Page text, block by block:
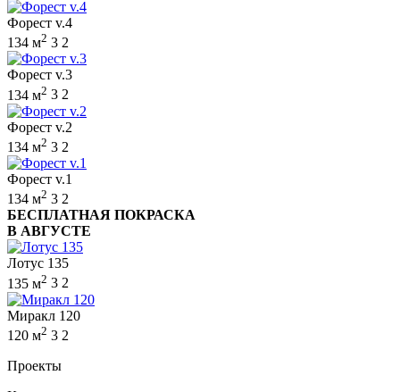
Форест v.4
134 м2 3 2
Форест v.3
134 м2 3 2
Форест v.2
134 м2 3 2
Форест v.1
134 м2 3 2
БЕСПЛАТНАЯ ПОКРАСКА
В АВГУСТЕ
Лотус 135
135 м2 3 2
Миракл 120
120 м2 3 2
Проекты